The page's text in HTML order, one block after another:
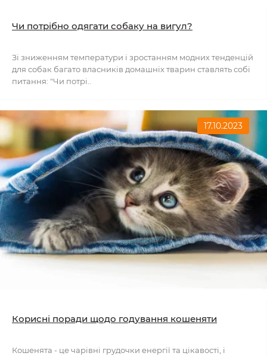
Чи потрібно одягати собаку на вигул?
Зі зниженням температури і зростанням модних тенденцій
для собак багато власників домашніх тварин ставлять собі
питання: "Чи потрі..
17.10.2023
Корисні поради щодо годування кошеняти
Кошенята - це чарівні грудочки енергії та цікавості, і